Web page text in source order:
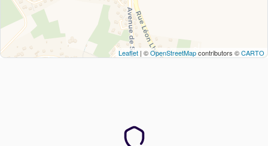
Leaflet | ©OpenStreetMapcontributors ©CARTO